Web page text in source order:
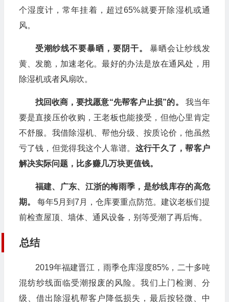
个湿度计，常年挂着，超过65%就要开除湿机或通
风。
受潮纱线不要暴晒，要阴干。
暴晒会让纱线发
黄、发脆，加速老化。最好的办法是放在通风处，用
除湿机或者风扇吹。
找回收商，要找愿意“先帮客户止损”的。
我当年
要是直接压价收购，王老板也能接受，但他心里肯定
不舒服。我借除湿机、帮他分级、按质论价，他虽然
亏了钱，但觉得我这个人靠谱。 这行干久了，帮客户
解决实际问题，比多赚几万块更值钱。
福建、广东、江浙的梅雨季，是纱线库存的高危
期。
每年5月到7月，仓库要重点防范。建议老板们提
前检查屋顶、墙体、通风设备，别等受潮了再后悔。
总结
2019年福建晋江，雨季仓库湿度85%，二十多吨
混纺纱线面临受潮报废的风险。我们上门检测、分
级、借出除湿机帮客户降低损失，最后按轻微、中